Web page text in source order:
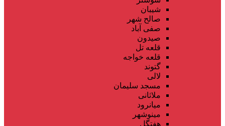
شیبان
صالح شهر
صفی آباد
صیدون
قلعه تل
قلعه خواجه
گتوند
لالی
مسجد سلیمان
ملاثانی
میانرود
مینوشهر
هفتگل